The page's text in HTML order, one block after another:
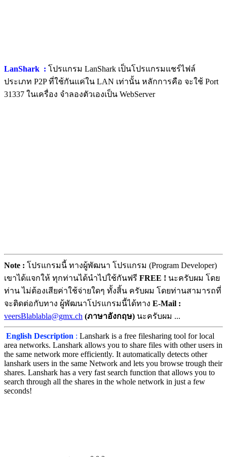
LanShark : โปรแกรม LanShark เป็นโปรแกรมแชร์ไฟล์
ประเภท P2P ที่ใช้กันแค่ใน LAN เท่านั้น หลักการคือ จะใช้ Port
31337 ในเครื่อง จำลองตัวเองเป็น WebServer
Note : โปรแกรมนี้ ทางผู้พัฒนา โปรแกรม (Program Developer)
เขาได้แจกให้ ทุกท่านได้นำไปใช้กันฟรี FREE ! นะครับผม โดย
ท่าน ไม่ต้องเสียค่าใช้จ่ายใดๆ ทั้งสิ้น ครับผม โดยท่านสามารถที่
จะติดต่อกับทาง ผู้พัฒนาโปรแกรมนี้ได้ทาง E-Mail :
veersBlablabla@gmx.ch (ภาษาอังกฤษ) นะครับผม ...
English Description : Lanshark is a free filesharing tool for local
area networks. Lanshark allows you to share files with other users in
the same network more efficiently. It automatically detects other
lanshark users in the same Network and lets you browse trough their
shares. Lanshark has a very fast search function that allows you to
search through all the shares in the whole network in just a few
seconds!